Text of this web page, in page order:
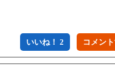
いいね！ 2